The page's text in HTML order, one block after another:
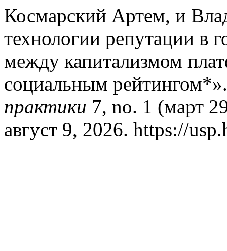
Космарский Артем, и
технологии репутации в
между капитализмом
социальным
практики 7, no. 1 (март
август 9, 2026. https://